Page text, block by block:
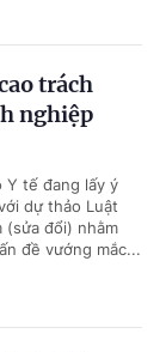
trách
nghiệp
Y tế đang lấy ý
dự thảo Luật
(sửa đổi) nhằm
đề vướng mắc...